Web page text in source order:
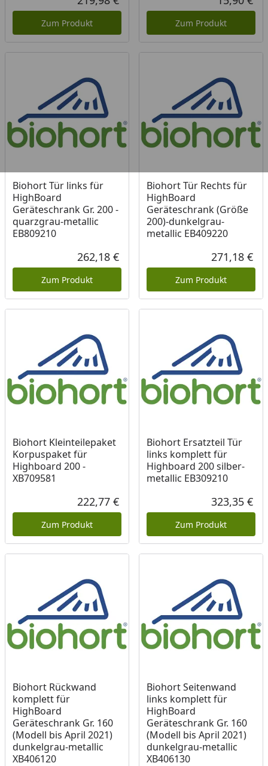
Aktueller Preis
Zum Produkt Zum Produkt
Biohort Tür links für
HighBoard
Geräteschrank Gr. 200 -
quarzgrau-metallic
EB809210
Aktueller Preis
262,18 €
Zum Produkt
Biohort Tür Rechts für
HighBoard
Geräteschrank (Größe
200)-dunkelgrau-
metallic EB409220
271,18 €
Zum Produkt
Biohort Kleinteilepaket
Korpuspaket für
Highboard 200 -
XB709581
Aktueller Preis
222,77 €
Zum Produkt
Biohort Ersatzteil Tür
links komplett für
Highboard 200 silber-
metallic EB309210
323,35 €
Zum Produkt
Biohort Rückwand
komplett für
HighBoard
Geräteschrank Gr. 160
(Modell bis April 2021)
dunkelgrau-metallic
XB406120
Biohort Seitenwand
links komplett für
HighBoard
Geräteschrank Gr. 160
(Modell bis April 2021)
dunkelgrau-metallic
XB406130